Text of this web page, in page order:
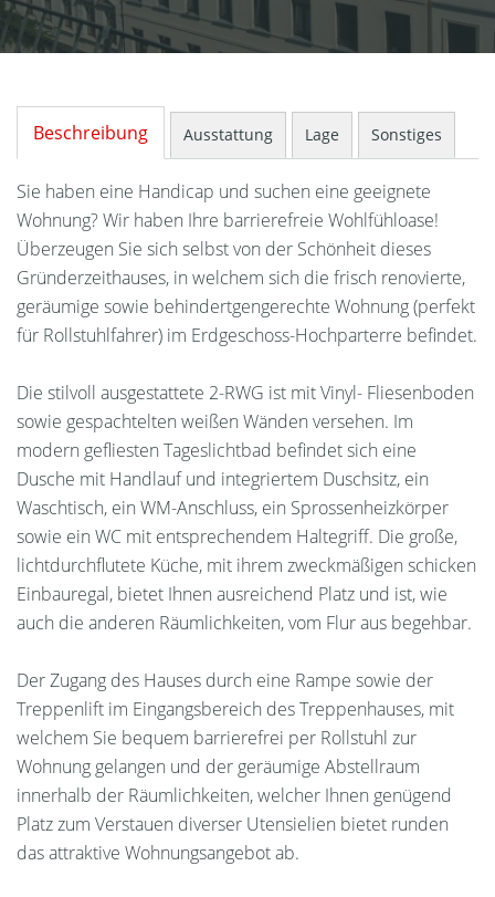
Beschreibung Ausstattung Lage Sonstiges
Sie haben eine Handicap und suchen eine geeignete
Wohnung? Wir haben Ihre barrierefreie Wohlfühloase!
Überzeugen Sie sich selbst von der Schönheit dieses
Gründerzeithauses, in welchem sich die frisch renovierte,
geräumige sowie behindertgengerechte Wohnung (perfekt
für Rollstuhlfahrer) im Erdgeschoss-Hochparterre befindet.
Die stilvoll ausgestattete 2-RWG ist mit Vinyl- Fliesenboden
sowie gespachtelten weißen Wänden versehen. Im
modern gefliesten Tageslichtbad befindet sich eine
Dusche mit Handlauf und integriertem Duschsitz, ein
Waschtisch, ein WM-Anschluss, ein Sprossenheizkörper
sowie ein WC mit entsprechendem Haltegriff. Die große,
lichtdurchflutete Küche, mit ihrem zweckmäßigen schicken
Einbauregal, bietet Ihnen ausreichend Platz und ist, wie
auch die anderen Räumlichkeiten, vom Flur aus begehbar.
Der Zugang des Hauses durch eine Rampe sowie der
Treppenlift im Eingangsbereich des Treppenhauses, mit
welchem Sie bequem barrierefrei per Rollstuhl zur
Wohnung gelangen und der geräumige Abstellraum
innerhalb der Räumlichkeiten, welcher Ihnen genügend
Platz zum Verstauen diverser Utensielien bietet runden
das attraktive Wohnungsangebot ab.